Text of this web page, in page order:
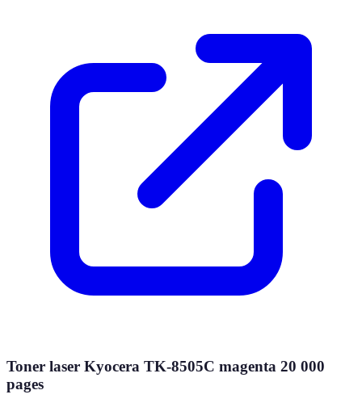
Toner laser Kyocera TK-8505C magenta 20 000
pages